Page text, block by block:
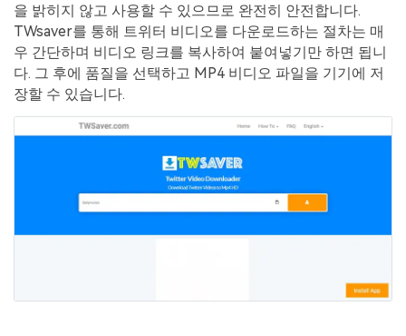
을 밝히지 않고 사용할 수 있으므로 완전히 안전합니다.
TWsaver를 통해 트위터 비디오를 다운로드하는 절차는 매
우 간단하며 비디오 링크를 복사하여 붙여넣기만 하면 됩니
다. 그 후에 품질을 선택하고 MP4 비디오 파일을 기기에 저
장할 수 있습니다.